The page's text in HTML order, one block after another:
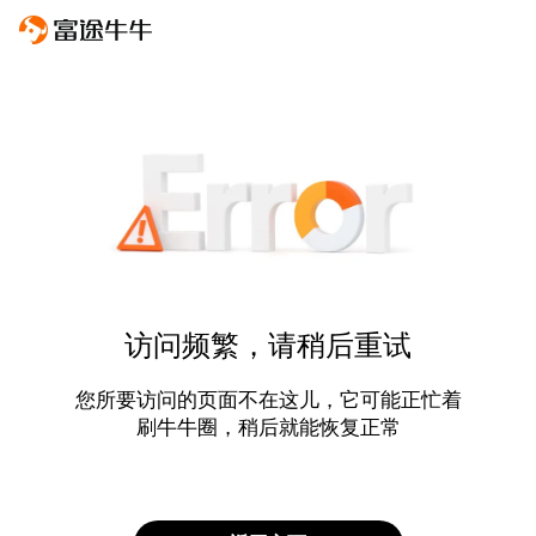
访问频繁，请稍后重试
您所要访问的页面不在这儿，它可能正忙着
刷牛牛圈，稍后就能恢复正常